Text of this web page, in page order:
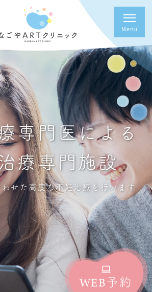
専門医による
療専門施設
せた高度な不妊治療を行います
WEB予約